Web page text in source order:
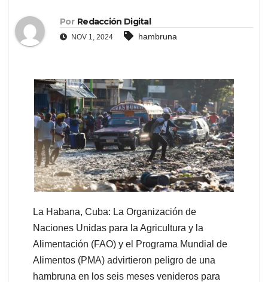
Por Redacción Digital
NOV 1, 2024 hambruna
La Habana, Cuba: La Organización de
Naciones Unidas para la Agricultura y la
Alimentación (FAO) y el Programa Mundial de
Alimentos (PMA) advirtieron peligro de una
hambruna en los seis meses venideros para